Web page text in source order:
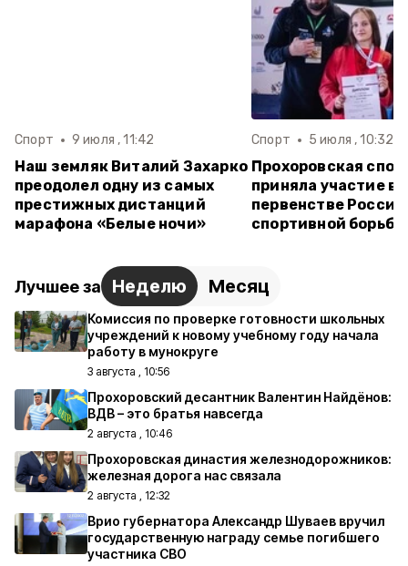
Спорт 9 июля , 11:42
Наш земляк Виталий Захарко
преодолел одну из самых
престижных дистанций
марафона «Белые ночи»
Спорт 5 июля , 10:32
Прохоровская
приняла участие в
первенстве России
спортивной борьбе
Лучшее за Неделю Месяц
Комиссия по проверке готовности школьных
учреждений к новому учебному году начала
работу в мунокруге
3 августа , 10:56
Прохоровский десантник Валентин Найдёнов:
ВДВ – это братья навсегда
2 августа , 10:46
Прохоровская династия железнодорожников:
железная дорога нас связала
2 августа , 12:32
Врио губернатора Александр Шуваев вручил
государственную награду семье погибшего
участника СВО